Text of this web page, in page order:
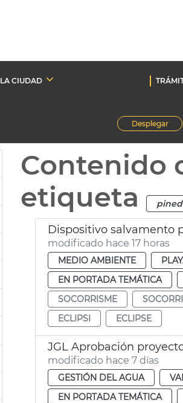
LA CIUDAD
Desplegar
Contenido
etiqueta
Dispositivo salvamento
modificado hace 17 horas
MEDIO AMBIENTE
EN PORTADA TEMÁTICA
SOCORRISME
ECLIPSI
ECLIPSE
JGL Aprobación
modificado hace 7 días
GESTIÓN DEL AGUA
EN PORTADA TEMÁTICA